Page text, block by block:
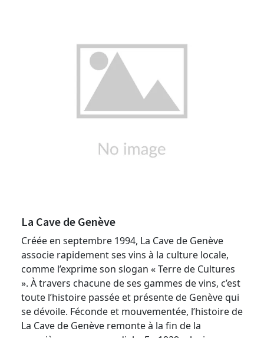
La Cave de Genève
Créée en septembre 1994, La Cave de Genève
associe rapidement ses vins à la culture locale,
comme l’exprime son slogan « Terre de Cultures
». À travers chacune de ses gammes de vins, c’est
toute l’histoire passée et présente de Genève qui
se dévoile. Féconde et mouvementée, l’histoire de
La Cave de Genève remonte à la fin de la